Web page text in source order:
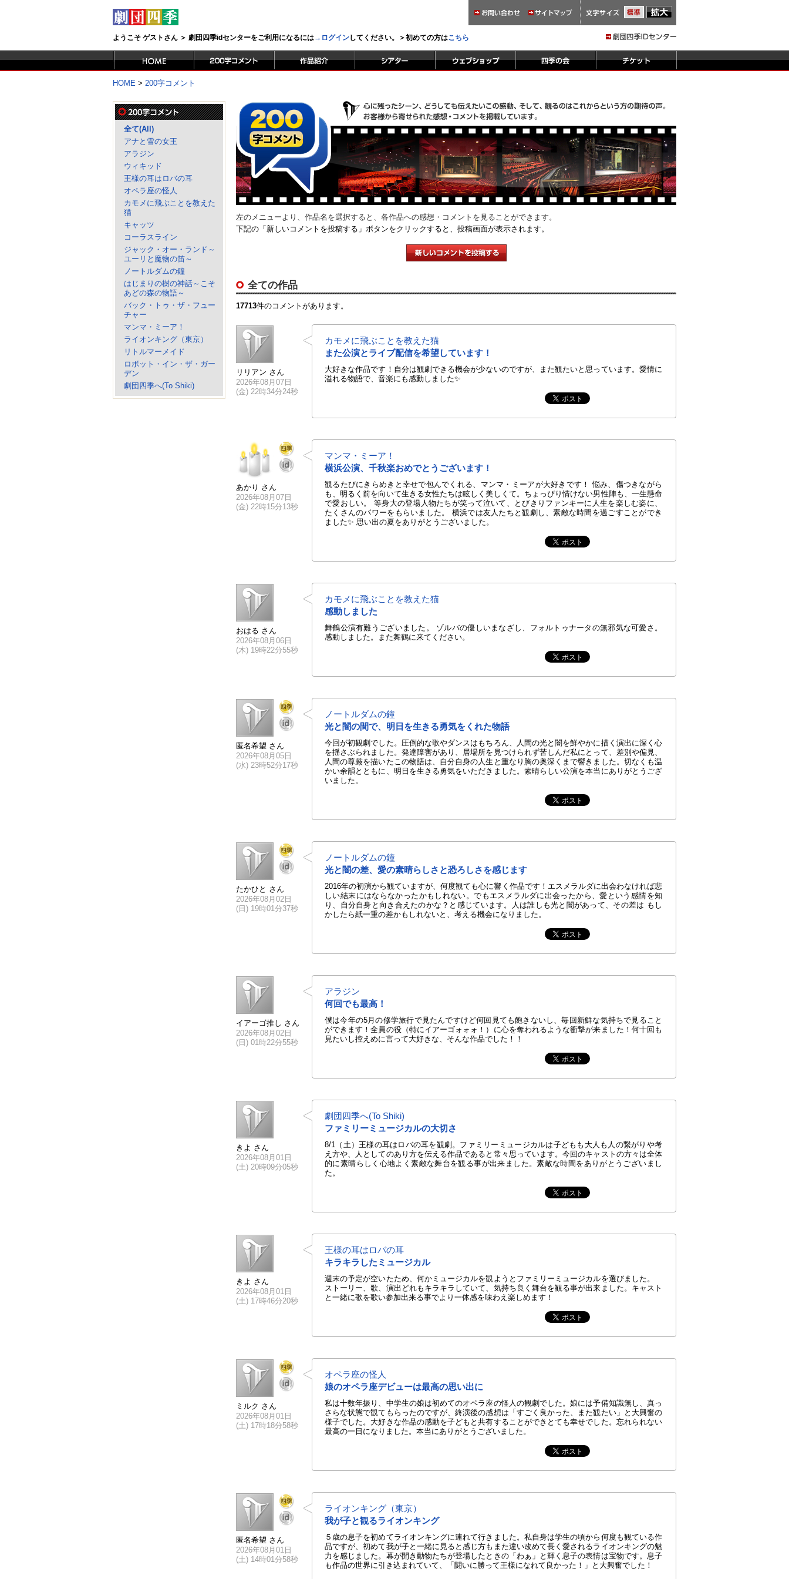
ようこそ ゲストさん ＞ 劇団四季idセンターをご利用になるには→ログインしてください。＞初めての方はこちら
HOME > 200字コメント
全て(All)
アナと雪の女王
アラジン
ウィキッド
王様の耳はロバの耳
オペラ座の怪人
カモメに飛ぶことを教えた
猫
キャッツ
コーラスライン
ジャック・オー・ランド～
ユーリと魔物の笛～
ノートルダムの鐘
はじまりの樹の神話～こそ
あどの森の物語～
バック・トゥ・ザ・フュー
チャー
マンマ・ミーア！
ライオンキング（東京）
リトルマーメイド
ロボット・イン・ザ・ガー
デン
劇団四季へ(To Shiki)
左のメニューより、作品名を選択すると、各作品への感想・コメントを見ることができます。
下記の「新しいコメントを投稿する」ボタンをクリックすると、投稿画面が表示されます。
全ての作品
17713件のコメントがあります。
リリアン さん
2026年08月07日
(金) 22時34分24秒
カモメに飛ぶことを教えた猫
また公演とライブ配信を希望しています！
大好きな作品です！自分は観劇できる機会が少ないのですが、また観たいと思っています。愛情に
溢れる物語で、音楽にも感動しました✨
あかり さん
2026年08月07日
(金) 22時15分13秒
マンマ・ミーア！
横浜公演、千秋楽おめでとうございます！
観るたびにきらめきと幸せで包んでくれる、マンマ・ミーアが大好きです！ 悩み、傷つきながら
も、明るく前を向いて生きる女性たちは眩しく美しくて。ちょっぴり情けない男性陣も、一生懸命
で愛おしい。 等身大の登場人物たちが笑って泣いて、とびきりファンキーに人生を楽しむ姿に、
たくさんのパワーをもらいました。 横浜では友人たちと観劇し、素敵な時間を過ごすことができ
ました✨ 思い出の夏をありがとうございました。
おはる さん
2026年08月06日
(木) 19時22分55秒
カモメに飛ぶことを教えた猫
感動しました
舞鶴公演有難うございました。 ゾルバの優しいまなざし、フォルトゥナータの無邪気な可愛さ。
感動しました。また舞鶴に来てください。
匿名希望 さん
2026年08月05日
(水) 23時52分17秒
ノートルダムの鐘
光と闇の間で、明日を生きる勇気をくれた物語
今回が初観劇でした。圧倒的な歌やダンスはもちろん、人間の光と闇を鮮やかに描く演出に深く心
を揺さぶられました。発達障害があり、居場所を見つけられず苦しんだ私にとって、差別や偏見、
人間の尊厳を描いたこの物語は、自分自身の人生と重なり胸の奥深くまで響きました。切なくも温
かい余韻とともに、明日を生きる勇気をいただきました。素晴らしい公演を本当にありがとうござ
いました。
たかひと さん
2026年08月02日
(日) 19時01分37秒
ノートルダムの鐘
光と闇の差、愛の素晴らしさと恐ろしさを感じます
2016年の初演から観ていますが、何度観ても心に響く作品です！エスメラルダに出会わなければ悲
しい結末にはならなかったかもしれない。でもエスメラルダに出会ったから、愛という感情を知
り、自分自身と向き合えたのかな？と感じています。人は誰しも光と闇があって、その差は もし
かしたら紙一重の差かもしれないと、考える機会になりました。
イアーゴ推し さん
2026年08月02日
(日) 01時22分55秒
アラジン
何回でも最高！
僕は今年の5月の修学旅行で見たんですけど何回見ても飽きないし、毎回新鮮な気持ちで見ること
ができます！全員の役（特にイアーゴォォォ！）に心を奪われるような衝撃が来ました！何十回も
見たいし控えめに言って大好きな、そんな作品でした！！
きよ さん
2026年08月01日
(土) 20時09分05秒
劇団四季へ(To Shiki)
ファミリーミュージカルの大切さ
8/1（土）王様の耳はロバの耳を観劇。ファミリーミュージカルは子どもも大人も人の繋がりや考
え方や、人としてのあり方を伝える作品であると常々思っています。今回のキャストの方々は全体
的に素晴らしく心地よく素敵な舞台を観る事が出来ました。素敵な時間をありがとうございまし
た。
きよ さん
2026年08月01日
(土) 17時46分20秒
王様の耳はロバの耳
キラキラしたミュージカル
週末の予定が空いたため、何かミュージカルを観ようとファミリーミュージカルを選びました。
ストーリー、歌、演出どれもキラキラしていて、気持ち良く舞台を観る事が出来ました。キャスト
と一緒に歌を歌い参加出来る事でより一体感を味わえ楽しめます！
ミルク さん
2026年08月01日
(土) 17時18分58秒
オペラ座の怪人
娘のオペラ座デビューは最高の思い出に
私は十数年振り、中学生の娘は初めてのオペラ座の怪人の観劇でした。娘には予備知識無し、真っ
さらな状態で観てもらったのですが、終演後の感想は「すごく良かった、また観たい」と大興奮の
様子でした。大好きな作品の感動を子どもと共有することができとても幸せでした。忘れられない
最高の一日になりました。本当にありがとうございました。
匿名希望 さん
2026年08月01日
(土) 14時01分58秒
ライオンキング（東京）
我が子と観るライオンキング
５歳の息子を初めてライオンキングに連れて行きました。私自身は学生の頃から何度も観ている作
品ですが、初めて我が子と一緒に見ると感じ方もまた違い改めて長く愛されるライオンキングの魅
力を感じました。幕が開き動物たちが登場したときの「わぁ」と輝く息子の表情は宝物です。息子
も作品の世界に引き込まれていて、「闘いに勝って王様になれて良かった！」と大興奮でした！